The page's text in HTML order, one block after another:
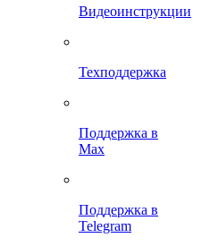
Видеоинструкции
Техподдержка
Поддержка в
Max
Поддержка в
Telegram